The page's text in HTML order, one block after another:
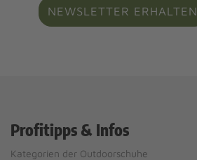
NEWSLETTER ERHALTEN
Profitipps & Infos
Kategorien der Outdoorschuhe